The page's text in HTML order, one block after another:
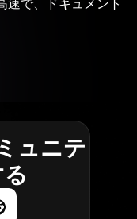
速で、ドキュメント
ュニテ